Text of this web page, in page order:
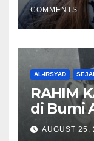
COMMENTS
AL-IRSYAD
RAHIM
di Bumi
AUGUST 25,